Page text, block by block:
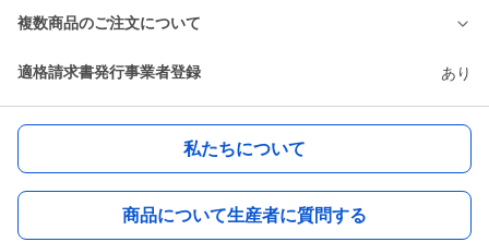
複数商品のご注文について
適格請求書発行事業者登録 あり
私たちについて
商品について生産者に質問する